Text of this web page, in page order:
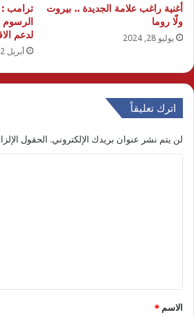
أغنية راغب علامة الجديدة .. بيروت
ولّا روما
يوليو 28, 2024
ترامب :
الرسوم
لدعم
أبريل 2, 2025
اترك تعليقاً
لن يتم نشر عنوان بريدك الإلكتروني. الحقول
ق
*
الاسم *